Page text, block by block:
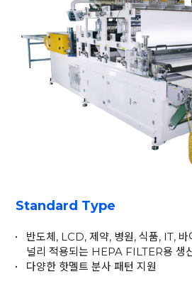
Standard Type
반도체, LCD, 제약, 병원, 식품, IT, 바
널리 적용되는 HEPA FILTER용 생
다양한 핫멜트 분사 패턴 지원